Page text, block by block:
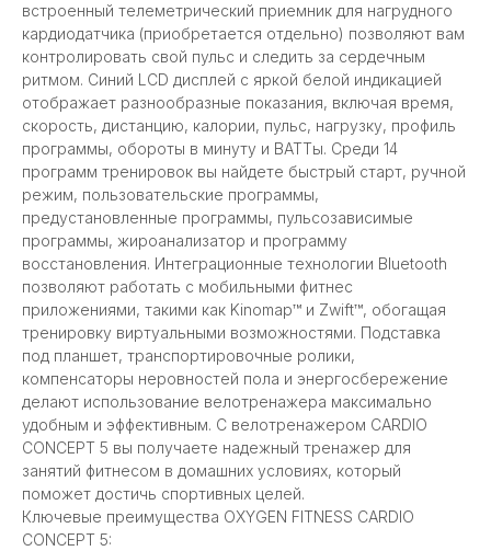
встроенный телеметрический приемник для нагрудного
кардиодатчика (приобретается отдельно) позволяют вам
контролировать свой пульс и следить за сердечным
ритмом. Синий LCD дисплей с яркой белой индикацией
отображает разнообразные показания, включая время,
скорость, дистанцию, калории, пульс, нагрузку, профиль
программы, обороты в минуту и ВАТТы. Среди 14
программ тренировок вы найдете быстрый старт, ручной
режим, пользовательские программы,
предустановленные программы, пульсозависимые
программы, жироанализатор и программу
восстановления. Интеграционные технологии Bluetooth
позволяют работать с мобильными фитнес
приложениями, такими как Kinomap™ и Zwift™, обогащая
тренировку виртуальными возможностями. Подставка
под планшет, транспортировочные ролики,
компенсаторы неровностей пола и энергосбережение
делают использование велотренажера максимально
удобным и эффективным. С велотренажером CARDIO
CONCEPT 5 вы получаете надежный тренажер для
занятий фитнесом в домашних условиях, который
поможет достичь спортивных целей.
Ключевые преимущества OXYGEN FITNESS CARDIO
CONCEPT 5: